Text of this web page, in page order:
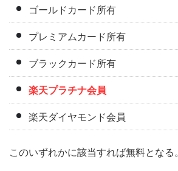
ゴールドカード所有
プレミアムカード所有
ブラックカード所有
楽天プラチナ会員
楽天ダイヤモンド会員
このいずれかに該当すれば無料となる。